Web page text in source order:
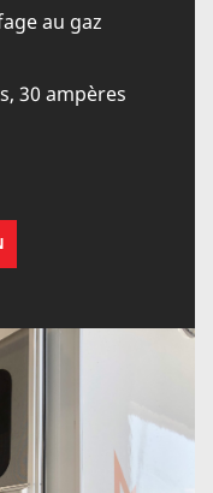
au gaz
30 ampères